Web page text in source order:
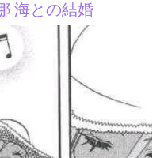
海との結婚